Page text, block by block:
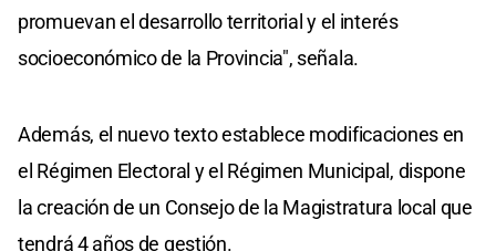
promuevan el desarrollo territorial y el interés
socioeconómico de la Provincia", señala.
Además, el nuevo texto establece modificaciones en
el Régimen Electoral y el Régimen Municipal, dispone
la creación de un Consejo de la Magistratura local que
tendrá 4 años de gestión.